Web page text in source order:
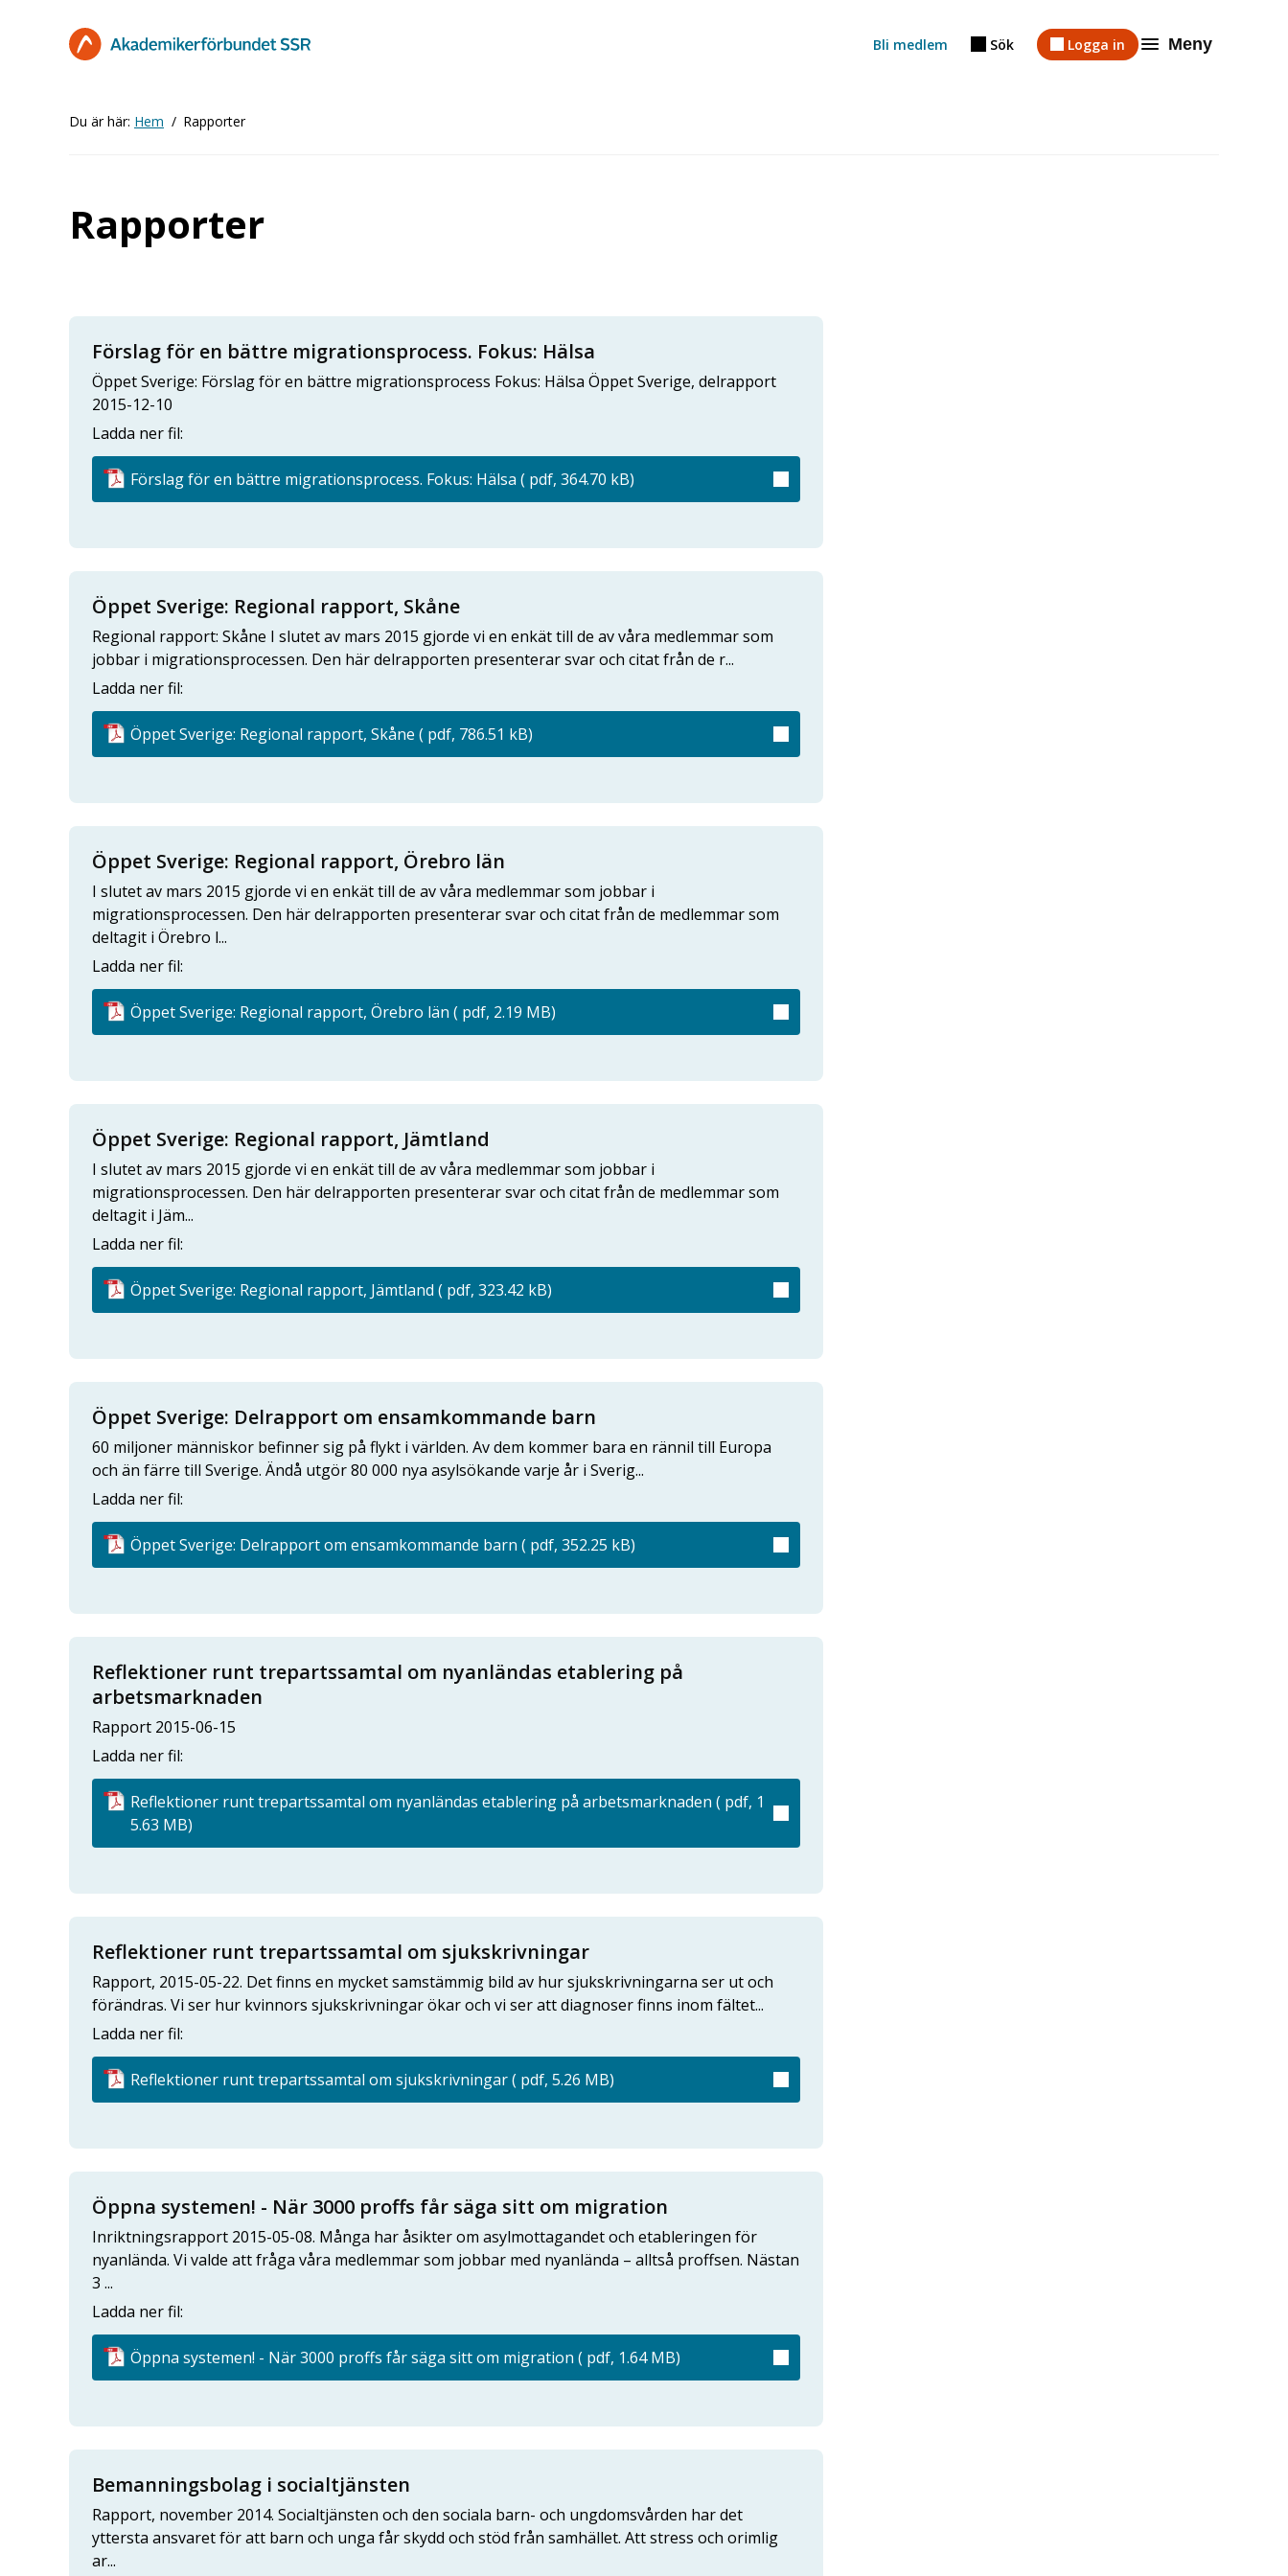
Bli medlem Sök Logga in Meny
Du är här: Hem Rapporter
Rapporter
Förslag för en bättre migrationsprocess. Fokus: Hälsa
Öppet Sverige: Förslag för en bättre migrationsprocess Fokus: Hälsa Öppet Sverige, delrapport
2015-12-10
Ladda ner fil:
Förslag för en bättre migrationsprocess. Fokus: Hälsa ( pdf, 364.70 kB)
Öppet Sverige: Regional rapport, Skåne
Regional rapport: Skåne I slutet av mars 2015 gjorde vi en enkät till de av våra medlemmar som
jobbar i migrationsprocessen. Den här delrapporten presenterar svar och citat från de r...
Ladda ner fil:
Öppet Sverige: Regional rapport, Skåne ( pdf, 786.51 kB)
Öppet Sverige: Regional rapport, Örebro län
I slutet av mars 2015 gjorde vi en enkät till de av våra medlemmar som jobbar i
migrationsprocessen. Den här delrapporten presenterar svar och citat från de medlemmar som
deltagit i Örebro l...
Ladda ner fil:
Öppet Sverige: Regional rapport, Örebro län ( pdf, 2.19 MB)
Öppet Sverige: Regional rapport, Jämtland
I slutet av mars 2015 gjorde vi en enkät till de av våra medlemmar som jobbar i
migrationsprocessen. Den här delrapporten presenterar svar och citat från de medlemmar som
deltagit i Jäm...
Ladda ner fil:
Öppet Sverige: Regional rapport, Jämtland ( pdf, 323.42 kB)
Öppet Sverige: Delrapport om ensamkommande barn
60 miljoner människor befinner sig på flykt i världen. Av dem kommer bara en rännil till Europa
och än färre till Sverige. Ändå utgör 80 000 nya asylsökande varje år i Sverig...
Ladda ner fil:
Öppet Sverige: Delrapport om ensamkommande barn ( pdf, 352.25 kB)
Reflektioner runt trepartssamtal om nyanländas etablering på
arbetsmarknaden
Rapport 2015-06-15
Ladda ner fil:
Reflektioner runt trepartssamtal om nyanländas etablering på arbetsmarknaden ( pdf, 1
5.63 MB)
Reflektioner runt trepartssamtal om sjukskrivningar
Rapport, 2015-05-22. Det finns en mycket samstämmig bild av hur sjukskrivningarna ser ut och
förändras. Vi ser hur kvinnors sjukskrivningar ökar och vi ser att diagnoser finns inom fältet...
Ladda ner fil:
Reflektioner runt trepartssamtal om sjukskrivningar ( pdf, 5.26 MB)
Öppna systemen! - När 3000 proffs får säga sitt om migration
Inriktningsrapport 2015-05-08. Många har åsikter om asylmottagandet och etableringen för
nyanlända. Vi valde att fråga våra medlemmar som jobbar med nyanlända – alltså proffsen. Nästan
3 ...
Ladda ner fil:
Öppna systemen! - När 3000 proffs får säga sitt om migration ( pdf, 1.64 MB)
Bemanningsbolag i socialtjänsten
Rapport, november 2014. Socialtjänsten och den sociala barn- och ungdomsvården har det
yttersta ansvaret för att barn och unga får skydd och stöd från samhället. Att stress och orimlig
ar...